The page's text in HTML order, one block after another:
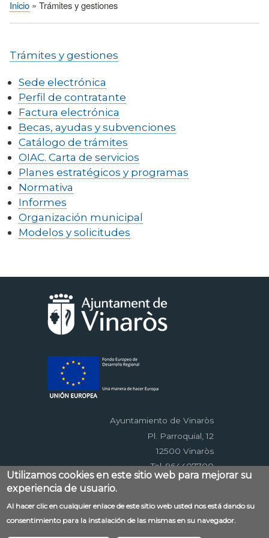
Sobrescribir
ayuda
navegación
Inicio Trámites y gestiones
Trámites y gestiones
Sede electrónica
Perfil de contratante
Factura electrónica
Becas, ayudas y subvenciones
Catálogo de trámites
OIAC. Carta de servicios
Planes estratégicos y programas
Normativa
Informes
Organización municipal
Modelos y solicitudes
Ayuntamiento de Vinaròs
Pl. Parroquial, 12
12500 Vinaròs
Tel. 964407700
Menú
al
Contacto Aviso legal
Mapa web
Accessibilitat
Política de privacidad
RSS
Utilizamos cookies en este sitio web para mejorar su
experiencia de usuario.
Al hacer clic en cualquier enlace de este sitio web usted nos está dando su
consentimiento para la instalación de las mismas en su navegador.